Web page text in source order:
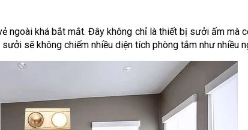
ngoài khá bắt mắt. Đây không chỉ là thiết bị sưởi ấm mà
sẽ không chiếm nhiều diện tích phòng tắm như nhiều